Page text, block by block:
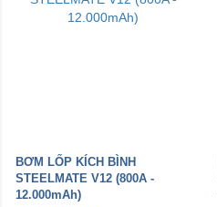
BƠM LỐP KÍCH BÌNH
STEELMATE V12 (800A -
12.000mAh)